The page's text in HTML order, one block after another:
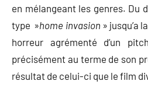
en mélangeant les genres. Du
type »home invasion » jusqu’a
horreur agrémenté d’un
précisément au terme de son
résultat de celui-ci que le film